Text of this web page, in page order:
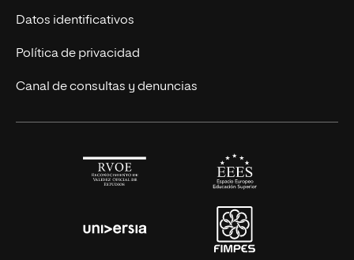
Títulos Americanos
Alianza Newman
Únete a nosotros
Actualidad
Solicita información
Datos identificativos
Política de privacidad
Canal de consultas y denuncias